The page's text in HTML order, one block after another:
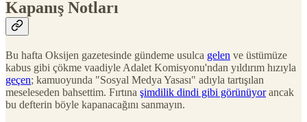
Kapanış Notları
Bu hafta Oksijen gazetesinde gündeme usulca gelen ve üstümüze
kabus gibi çökme vaadiyle Adalet Komisyonu'ndan yıldırım hızıyla
geçen; kamuoyunda "Sosyal Medya Yasası" adıyla tartışılan
meseleseden bahsettim. Fırtına şimdilik dindi gibi görünüyorancak
bu defterin böyle kapanacağını sanmayın.